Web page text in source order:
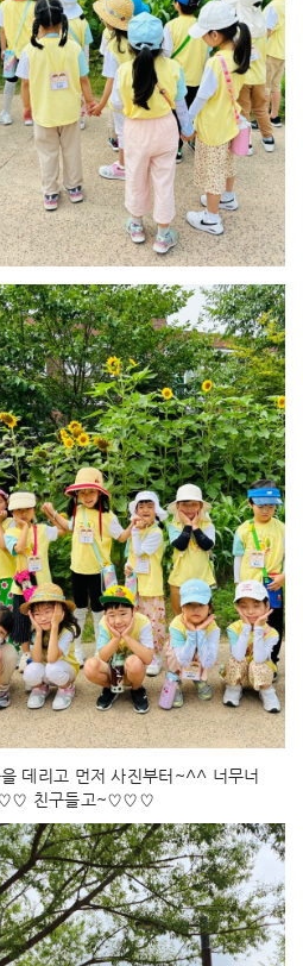
데리고 먼저 사진부터~^^ 너무너
친구들고~♡♡♡